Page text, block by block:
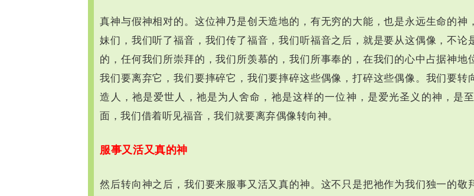
真神与假神相对的。这位神乃是创天造地的，有无穷的大能，也是永远生命的
妹们，我们听了福音，我们传了福音，我们听福音之后，就是要从这偶像，不
的，任何我们所崇拜的，我们所羡慕的，我们所事奉的，在我们的心中占据神地
我们要离弃它，我们要摔碎它，我们要摔碎这些偶像，打碎这些偶像。我们要
造人，祂是爱世人，祂是为人舍命，祂是这样的一位神，是爱光圣义的神，是
面，我们借着听见福音，我们就要离弃偶像转向神。
服事又活又真的神
然后转向神之后，我们要来服事又活又真的神。这不只是把祂作为我们独一的